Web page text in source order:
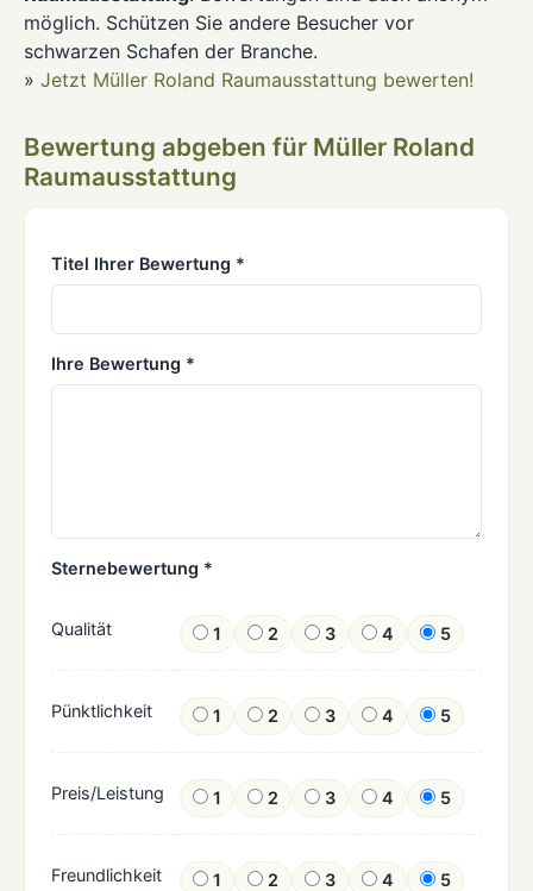
möglich. Schützen Sie andere Besucher vor
schwarzen Schafen der Branche.
» Jetzt Müller Roland Raumausstattung bewerten!
Bewertung abgeben für Müller Roland
Raumausstattung
Titel Ihrer Bewertung *
Ihre Bewertung *
Sternebewertung *
Qualität 1 2 3 4 5
Pünktlichkeit 1 2 3 4 5
Preis/Leistung 1 2 3 4 5
Freundlichkeit 1 2 3 4 5